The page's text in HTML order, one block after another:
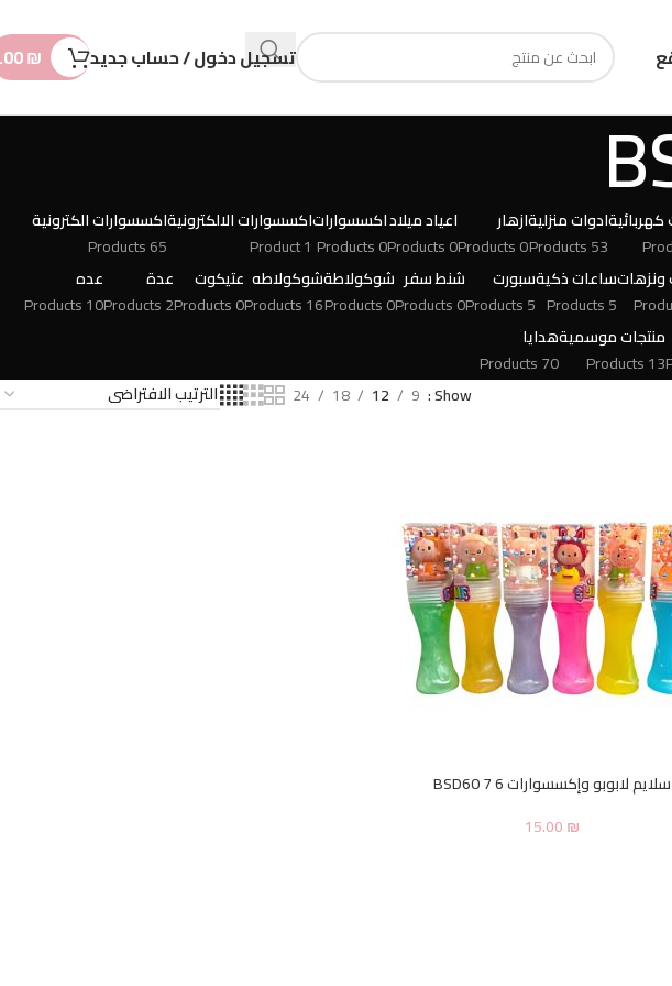
تسجيل دخول / حساب جديد ₪
كهربائيةادوات منزلية
53 Products
ازهار
0 Products
اعياد ميلاد
0 Products
اكسسوارات
0 Products
اكسسوارات الالكترونية
1 Product
اكسسوارات الكترونية
65 Products
ونزهاتساعات ذكية
5 Products
سبورت
5 Products
شنط سفر
0 Products
شوكولاطة
0 Products
شوكولاطه
16 Products
عتيكوت
0 Products
عدة
2 Products
عده
10 Products
منتجات موسمية
13 Products
هدايا
70 Products
Show
9
12
18
24
سلايم لابوبو وإكسسوارات 6 BSD60 7
15.00₪